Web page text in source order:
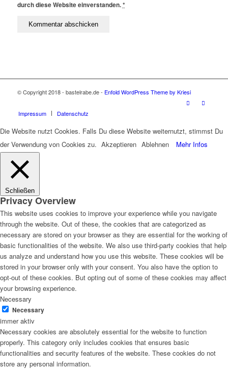
durch diese Website einverstanden.*
© Copyright 2018 - bastelrabe.de - Enfold WordPress Theme by Kriesi
Impressum Datenschutz
Die Website nutzt Cookies. Falls Du diese Website weiternutzt, stimmst Du
der Verwendung von Cookies zu. Akzeptieren Ablehnen Mehr Infos
Schließen
Privacy Overview
This website uses cookies to improve your experience while you navigate
through the website. Out of these, the cookies that are categorized as
necessary are stored on your browser as they are essential for the working of
basic functionalities of the website. We also use third-party cookies that help
us analyze and understand how you use this website. These cookies will be
stored in your browser only with your consent. You also have the option to
opt-out of these cookies. But opting out of some of these cookies may affect
your browsing experience.
Necessary
Necessary
immer aktiv
Necessary cookies are absolutely essential for the website to function
properly. This category only includes cookies that ensures basic
functionalities and security features of the website. These cookies do not
store any personal information.